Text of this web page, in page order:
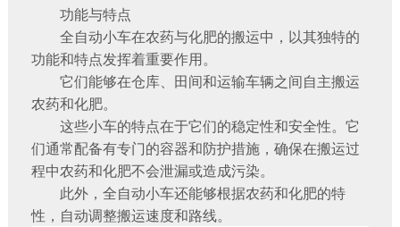
功能与特点
全自动小车在农药与化肥的搬运中，以其独特的
功能和特点发挥着重要作用。
它们能够在仓库、田间和运输车辆之间自主搬运
农药和化肥。
这些小车的特点在于它们的稳定性和安全性。它
们通常配备有专门的容器和防护措施，确保在搬运过
程中农药和化肥不会泄漏或造成污染。
此外，全自动小车还能够根据农药和化肥的特
性，自动调整搬运速度和路线。